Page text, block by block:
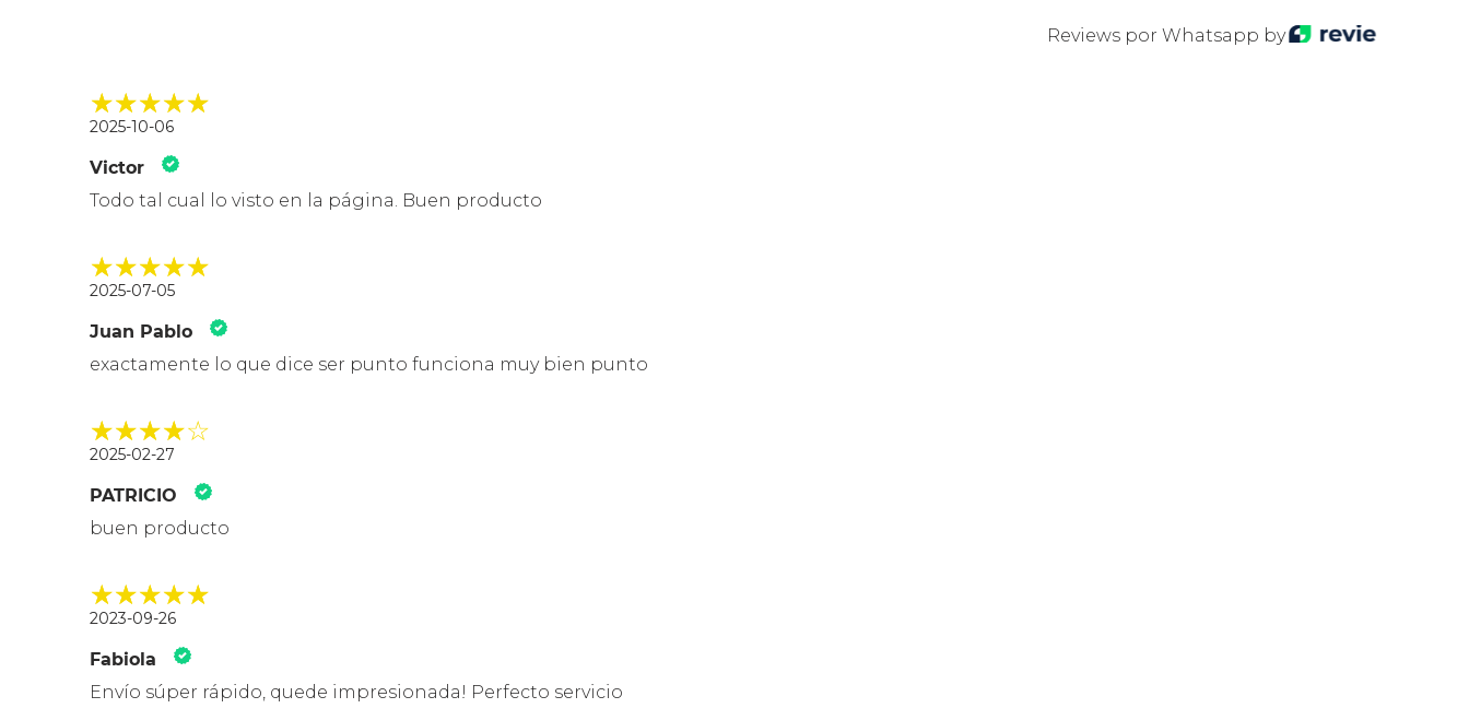
Reviews por Whatsapp by
2025-10-06
Victor
Todo tal cual lo visto en la página. Buen producto
2025-07-05
Juan Pablo
exactamente lo que dice ser punto funciona muy bien punto
2025-02-27
PATRICIO
buen producto
2023-09-26
Fabiola
Envío súper rápido, quede impresionada! Perfecto servicio